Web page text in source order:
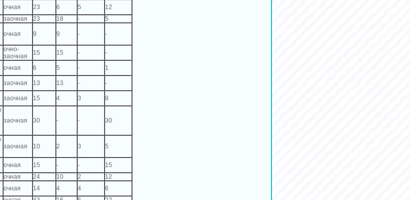
очная 23 6 5
12
заочная 23 18 -
5
очная 9 9 - -
очно-
заочная
15 15 -
-
очная 6 5 -
1
заочная 13 13 -
-
заочная 15 4 3
8
заочная 30 - - 30
заочная 10 2 3 5
очная 15 - -
15
очная 24 10 2
12
очная 14 4 4
6